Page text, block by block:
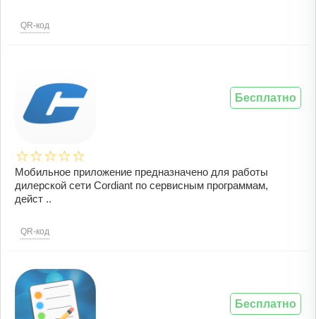
QR-код
Мобильное приложение предназначено для работы
дилерской сети Cordiant по сервисным программам,
дейст ..
QR-код
Бесплатно
Бесплатно